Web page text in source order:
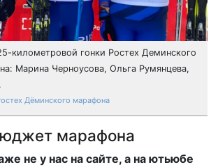
километровой гонки Ростех Деминского
Марина Черноусова, Ольга Румянцева,
Дёминского марафона
марафона
не у нас на сайте, а на ютьюбе